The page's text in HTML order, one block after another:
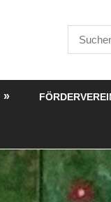
Suchen
nach: